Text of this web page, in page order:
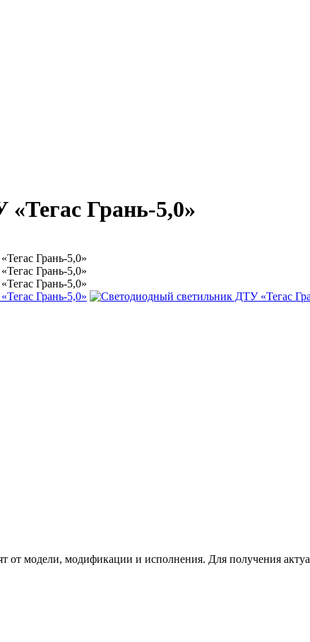
Грань-5,0»
от модели, модификации и исполнения. Для получения